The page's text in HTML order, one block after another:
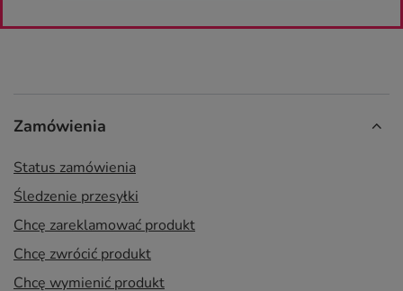
Zamówienia
Status zamówienia
Śledzenie przesyłki
Chcę zareklamować produkt
Chcę zwrócić produkt
Chcę wymienić produkt